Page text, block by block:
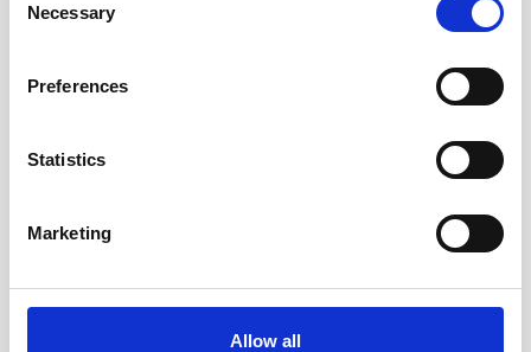
Selection
Necessary
Preferences
Statistics
Marketing
Allow all
CV Ketels installatie
Neem contact op!
Meer weten?